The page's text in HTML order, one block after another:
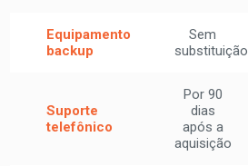
Equipamento
backup
Sem
substituição
Suporte
telefônico
Por 90
dias
após a
aquisição